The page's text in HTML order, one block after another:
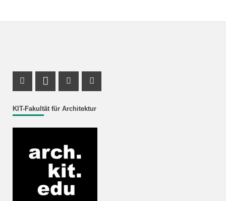
KIT-Fakultät für Architektur
Instagram Profil
LinkedIn Profil
Youtube Profil
Facebook Profil